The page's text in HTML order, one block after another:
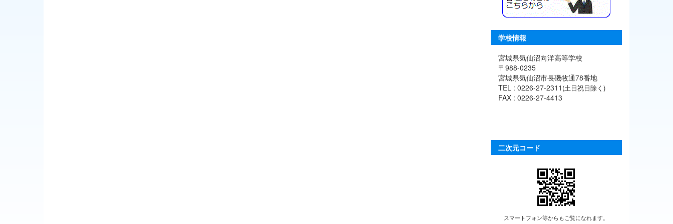
学校情報
宮城県気仙沼向洋高等学校
〒988-0235
宮城県気仙沼市長磯牧通78番地
TEL : 0226-27-2311 (土日祝日除く)
FAX : 0226-27-4413
二次元コード
スマートフォン等からもご覧になれます。